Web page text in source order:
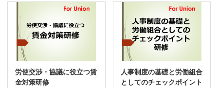
労使交渉・協議に役立つ賃
金対策研修
人事制度の基礎と労働組合
としてのチェックポイント